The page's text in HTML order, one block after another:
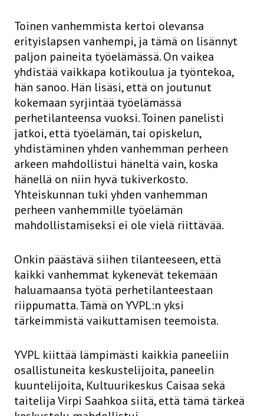
Toinen vanhemmista kertoi olevansa
erityislapsen vanhempi, ja tämä on lisännyt
paljon paineita työelämässä. On vaikea
yhdistää vaikkapa kotikoulua ja työntekoa,
hän sanoo. Hän lisäsi, että on joutunut
kokemaan syrjintää työelämässä
perhetilanteensa vuoksi. Toinen panelisti
jatkoi, että työelämän, tai opiskelun,
yhdistäminen yhden vanhemman perheen
arkeen mahdollistui häneltä vain, koska
hänellä on niin hyvä tukiverkosto.
Yhteiskunnan tuki yhden vanhemman
perheen vanhemmille työelämän
mahdollistamiseksi ei ole vielä riittävää.
Onkin päästävä siihen tilanteeseen, että
kaikki vanhemmat kykenevät tekemään
haluamaansa työtä perhetilanteestaan
riippumatta. Tämä on YVPL:n yksi
tärkeimmistä vaikuttamisen teemoista.
YVPL kiittää lämpimästi kaikkia paneeliin
osallistuneita keskustelijoita, paneelin
kuuntelijoita, Kultuurikeskus Caisaa sekä
taitelija Virpi Saahkoa siitä, että tämä tärkeä